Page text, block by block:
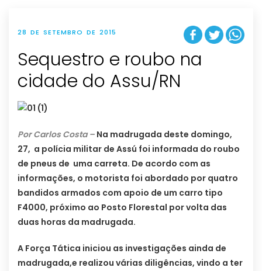
28 DE SETEMBRO DE 2015
Sequestro e roubo na
cidade do Assu/RN
Por Carlos Costa – Na madrugada deste domingo,
27, a polícia militar de Assú foi informada do roubo
de pneus de uma carreta. De acordo com as
informações, o motorista foi abordado por quatro
bandidos armados com apoio de um carro tipo
F4000, próximo ao Posto Florestal por volta das
duas horas da madrugada.
A Força Tática iniciou as investigações ainda de
madrugada,e realizou várias diligências, vindo a ter